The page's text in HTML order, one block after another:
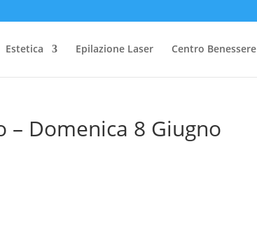
Estetica Epilazione Laser Centro Benessere
– Domenica 8 Giugno